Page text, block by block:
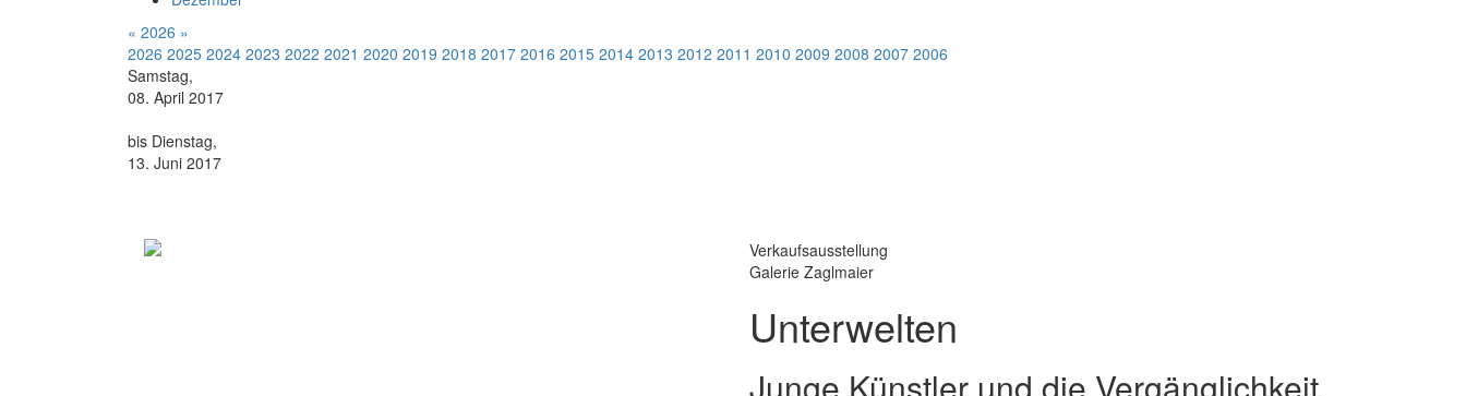
« 2026 »
2026 2025 2024 2023 2022 2021 2020 2019 2018 2017 2016 2015 2014 2013 2012 2011 2010 2009 2008 2007 2006
Samstag,
08. April 2017
bis Dienstag,
13. Juni 2017
Verkaufsausstellung
Galerie Zaglmaier
Unterwelten